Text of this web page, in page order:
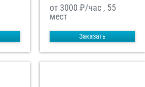
от 3000 ₽/час , 55
мест
Заказать